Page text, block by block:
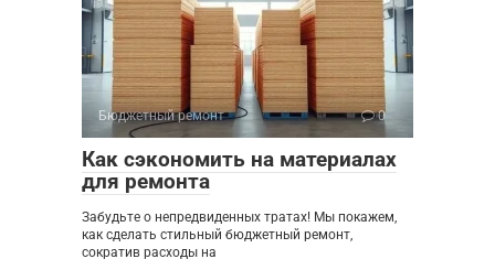
Бюджетный ремонт 0
Как сэкономить на материалах
для ремонта
Забудьте о непредвиденных тратах! Мы покажем,
как сделать стильный бюджетный ремонт,
сократив расходы на